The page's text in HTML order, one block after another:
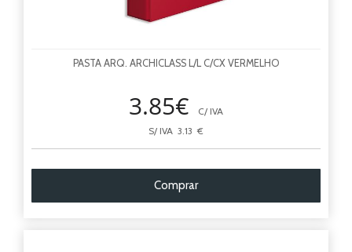
PASTA ARQ. ARCHICLASS L/L C/CX VERMELHO
3.85€
C/ IVA
S/ IVA 3.13 €
Comprar